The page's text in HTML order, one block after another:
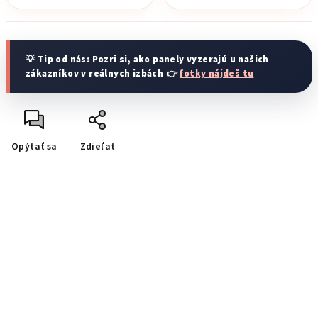
💡 Tip od nás: Pozri si, ako panely vyzerajú u našich
zákazníkov v reálnych izbách 👉fotky nájdeš tu
Opýtať sa Zdieľať